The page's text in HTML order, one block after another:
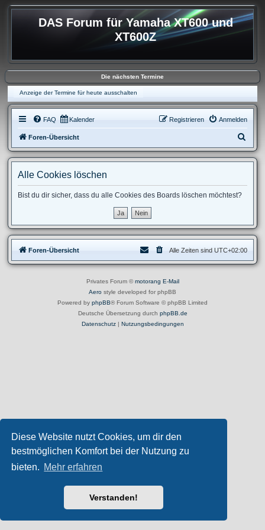
Diese Website nutzt Cookies, um dir den
bestmöglichen Komfort bei der Nutzung zu
bieten. Mehr erfahren
Verstanden!
DAS Forum für Yamaha XT600 und
XT600Z
Die nächsten Termine
Anzeige der Termine für heute ausschalten
FAQ Kalender Anmelden
Registrieren
Foren-Übersicht
u
Alle Cookies löschen
Bist du dir sicher, dass du alle Cookies des Boards löschen möchtest?
Foren-Übersicht Alle Zeiten sind UTC+02:00
Privates Forum ©motorang E-Mail
Aero style developed for phpBB
Powered by phpBB® Forum Software © phpBB Limited
Deutsche Übersetzung durch phpBB.de
Datenschutz| Nutzungsbedingungen